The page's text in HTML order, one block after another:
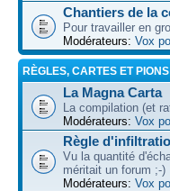
Chantiers de la
Pour travailler en
Modérateurs: Vox
RÈGLES, CARTES ET PIONS
La Magna Carta
La compilation (et
Modérateurs: Vox
Règle
Vu la quantité
méritait un forum ;-)
Modérateurs: Vox